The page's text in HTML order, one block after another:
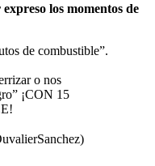
los momentos de
de combustible”.
o nos
¡CON 15